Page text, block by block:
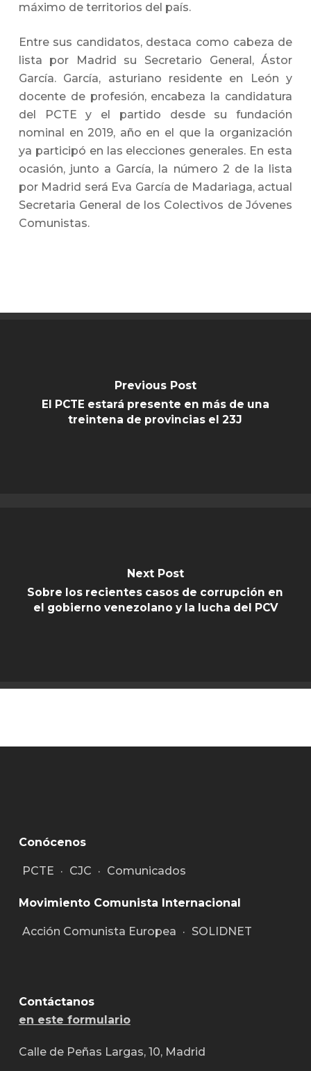
máximo de territorios del país.
Entre sus candidatos, destaca como cabeza de
lista por Madrid su Secretario General, Ástor
García. García, asturiano residente en León y
docente de profesión, encabeza la candidatura
del PCTE y el partido desde su fundación
nominal en 2019, año en el que la organización
ya participó en las elecciones generales. En esta
ocasión, junto a García, la número 2 de la lista
por Madrid será Eva García de Madariaga, actual
Secretaria General de los Colectivos de Jóvenes
Comunistas.
Previous Post
El PCTE estará presente en más de una
treintena de provincias el 23J
Next Post
Sobre los recientes casos de corrupción en
el gobierno venezolano y la lucha del PCV
Conócenos
PCTE · CJC · Comunicados
Movimiento Comunista Internacional
Acción Comunista Europea · SOLIDNET
Contáctanos
en este formulario
Calle de Peñas Largas, 10, Madrid